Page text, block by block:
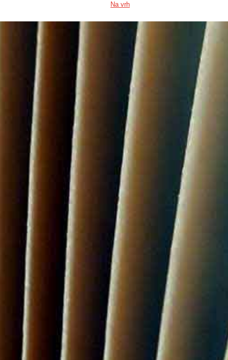
Na vrh